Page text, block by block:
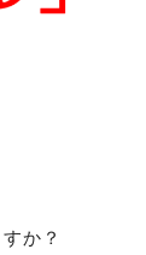
か？